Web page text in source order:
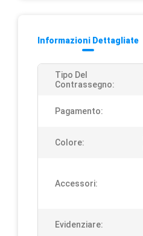
Informazioni Dettagliate
Tipo Del
Contrassegno:
Pagamento:
Colore:
Accessori:
Evidenziare: